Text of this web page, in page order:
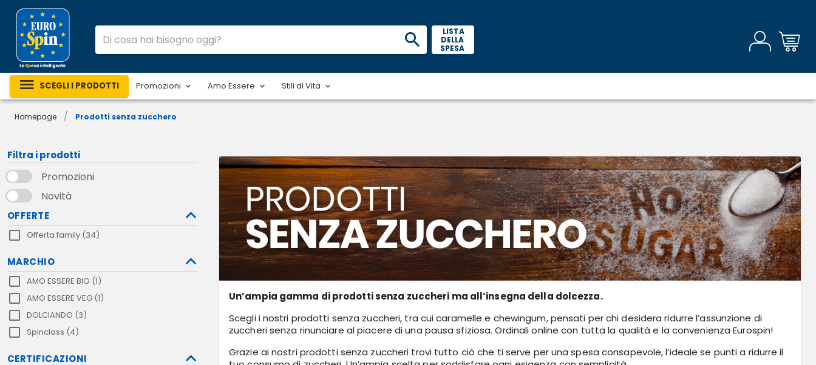
LISTA
DELLA
SPESA
SCEGLI I PRODOTTI Promozioni Amo Essere Stili di Vita
Homepage / Prodotti senza zucchero
Filtra i prodotti
Promozioni
Novità
OFFERTE
Offerta family (34)
MARCHIO
AMO ESSERE BIO (1)
AMO ESSERE VEG (1)
DOLCIANDO (3)
Spinclass (4)
CERTIFICAZIONI
Un’ampia gamma di prodotti senza zuccheri ma all’insegna della dolcezza.
Scegli i nostri prodotti senza zuccheri, tra cui caramelle e chewingum, pensati per chi desidera ridurre l’assunzione di
zuccheri senza rinunciare al piacere di una pausa sfiziosa. Ordinali online con tutta la qualità e la convenienza Eurospin!
Grazie ai nostri prodotti senza zuccheri trovi tutto ciò che ti serve per una spesa consapevole, l’ideale se punti a ridurre il